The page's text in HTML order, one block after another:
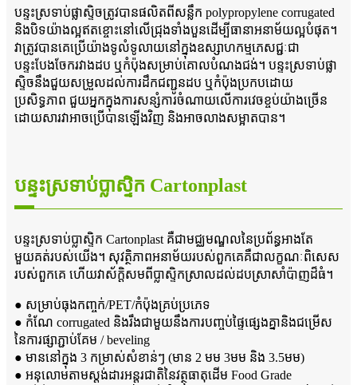
បន្ទះស្រទាប់ផ្លាស្ទិចត្រូវបានផលិតពីសន្លឹក polypropylene corrugated
និងបិទយ៉ាងល្អឥតខ្ចោះនៅលើជ្រុងទាំងបួនដើម្បីធានាអនាម័យល្អបំផុត។
វាត្រូវបានគេប្រើយ៉ាងទូលំទូលាយនៅក្នុងឧស្សាហកម្មភេសជ្ជៈជា
បន្ទះបែងចែករវាងដប ឬកំប៉ុងសម្រាប់គោលបំណងជង់។ បន្ទះស្រទាប់ផ្លា
ស្ទិចនឹងជួយសម្រួលដល់ការដឹកជញ្ជូនដប ឬកំប៉ុងប្រកបដោយ
ប្រសិទ្ធភាព ជួយអ្នកក្នុងការសន្សំការចំណាយលើការវេចខ្ចប់យ៉ាងច្រើន
ដោយសារវាអាចប្រើបានឡើងវិញ និងអាចលាងសម្អាតបាន។
បន្ទះស្រទាប់ប្លាស្ទិក Cartonplast
បន្ទះស្រទាប់ប្លាស្ទិក Cartonplast គឺជាមជ្ឈមណ្ឌលនៃប្រព័ន្ធអាងតែ
មួយគត់របស់យើង។ សុវត្ថិភាព​អនាម័យ​របស់​ពួកគេ​គឺជា​លក្ខណៈ​ពិសេស​
របស់​ពួកគេ ហើយ​វា​ស័ក្តិសម​ពី​ប្លាស្ទិក​ស្រាល​ដល់​ដប​ស្រា​សាំប៉ាញ​ដ៏ធំ។
● សម្រាប់ធុងកញ្ចក់/PET/កំប៉ុងគ្រប់ប្រភេទ
● កំណែ corrugated និងរឹងជាមួយនឹងការបញ្ចប់ផ្ទៃផ្សេងគ្នានិងជម្រើស
នៃការផ្សាភ្ជាប់គែម / beveling
● មាននៅក្នុង 3 កម្រាស់សំខាន់ៗ (មាន 2 មម 3មម និង 3.5មម)
● អនុលោមតាមស្តង់ដារអន្តរជាតិនៃវត្ថុធាតុដើម Food Grade